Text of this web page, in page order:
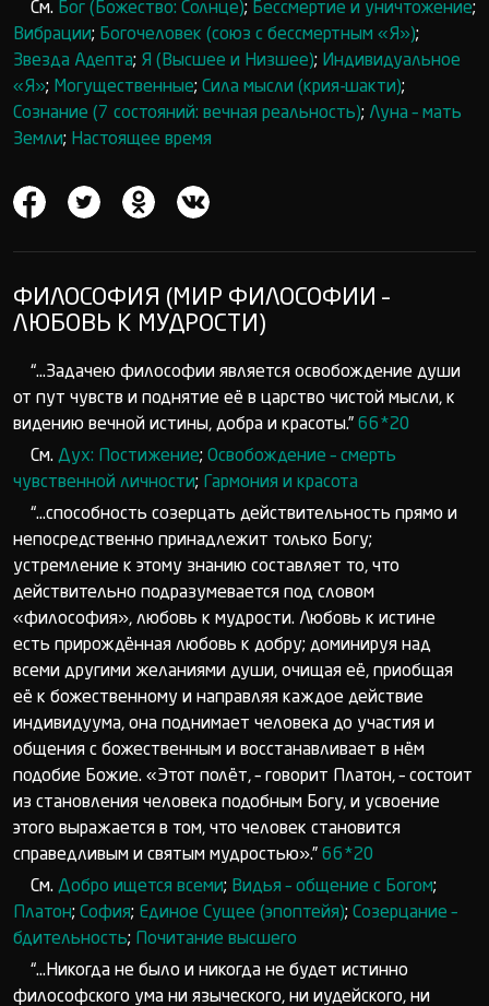
См. Бог (Божество: Солнце); Бессмертие и уничтожение;
Вибрации; Богочеловек (союз с бессмертным «Я»);
Звезда Адепта; Я (Высшее и Низшее); Индивидуальное
«Я»; Могущественные; Сила мысли (крия-шакти);
Сознание (7 состояний: вечная реальность); Луна – мать
Земли; Настоящее время
ФИЛОСОФИЯ (МИР ФИЛОСОФИИ –
ЛЮБОВЬ К МУДРОСТИ)
“...Задачею философии является освобождение души
от пут чувств и поднятие её в царство чистой мысли, к
видению вечной истины, добра и красоты.” 66*20
См. Дух: Постижение; Освобождение – смерть
чувственной личности;
Гармония и красота
“...способность созерцать действительность прямо и
непосредственно принадлежит только Богу;
устремление к этому знанию составляет то, что
действительно подразумевается под словом
«философия», любовь к мудрости. Любовь к истине
есть прирождённая любовь к добру; доминируя над
всеми другими желаниями души, очищая её, приобщая
её к божественному и направляя каждое действие
индивидуума, она поднимает человека до участия и
общения с божественным и восстанавливает в нём
подобие Божие. «Этот полёт, – говорит Платон, – состоит
из становления человека подобным Богу, и усвоение
этого выражается в том, что человек становится
справедливым и святым мудростью».” 66*20
См. Добро ищется всеми; Видья – общение с Богом;
Платон; София; Единое Сущее (эпоптейя); Созерцание –
бдительность;
Почитание высшего
“...Никогда не было и никогда не будет истинно
философского ума ни языческого, ни иудейского, ни